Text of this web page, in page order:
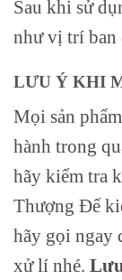
Sau khi sử
như vị trí ban
LƯU Ý KHI
Mọi sản
hành trong
hãy kiểm tra
Thượng Đế
hãy gọi ngay
xử lí nhé.